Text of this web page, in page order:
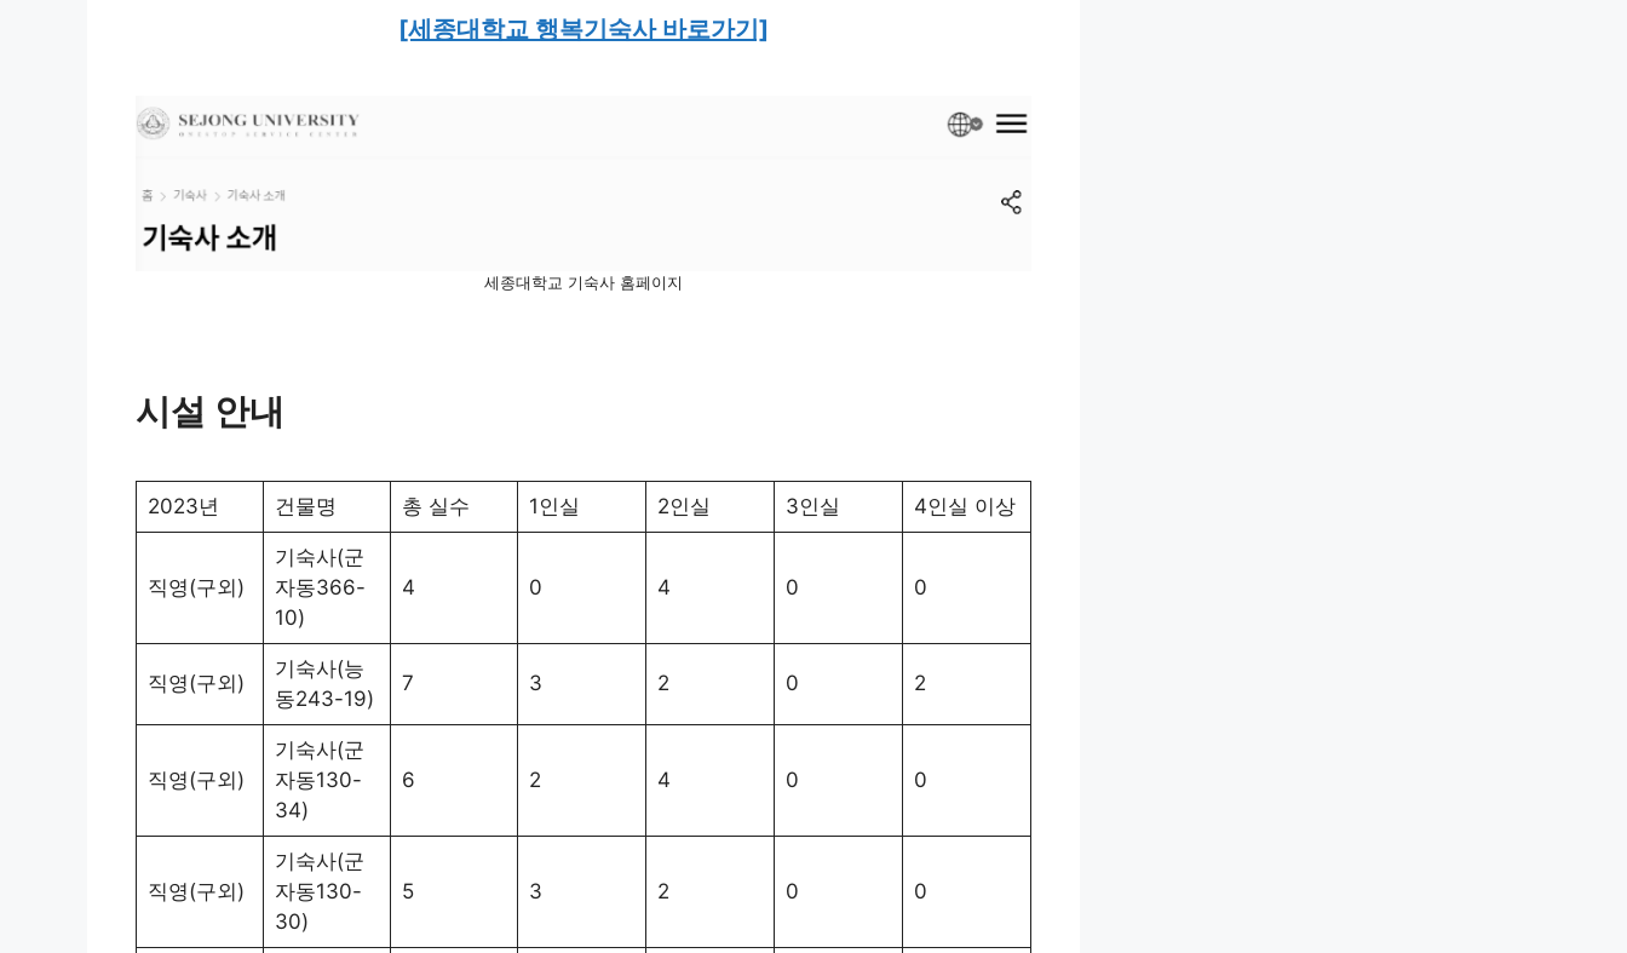
[세종대학교 행복기숙사 바로가기]
세종대학교 기숙사 홈페이지
시설 안내
2023년 건물명 총 실수 1인실 2인실 3인실 4인실 이상
직영(구외)
기숙사(군
자동366-
10)
4 0 4 0 0
직영(구외)
기숙사(능
동243-19)
7 3 2 0 2
직영(구외)
기숙사(군
자동130-
34)
6 2 4 0 0
직영(구외)
기숙사(군
자동130-
30)
5 3 2 0 0